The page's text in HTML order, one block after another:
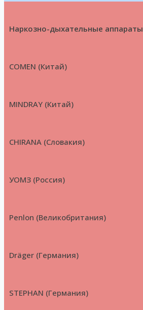
Наркозно-дыхательные аппараты
COMEN (Китай)
MINDRAY (Китай)
CHIRANA (Словакия)
УОМЗ (Россия)
Penlon (Великобритания)
Dräger (Германия)
STEPHAN (Германия)